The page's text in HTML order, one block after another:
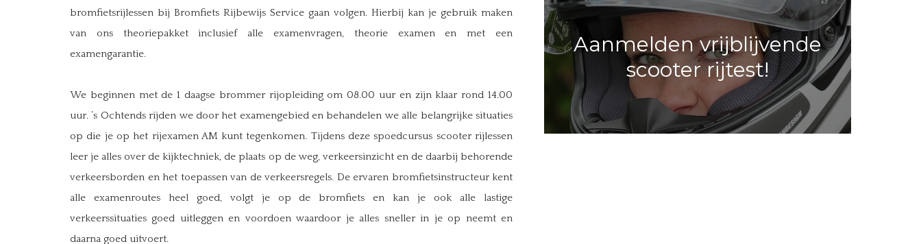
bromfietsrijlessen bij Bromfiets Rijbewijs Service gaan volgen. Hierbij kan je gebruik maken
van ons theoriepakket inclusief alle examenvragen, theorie examen en met een
examengarantie.
We beginnen met de 1 daagse brommer rijopleiding om 08.00 uur en zijn klaar rond 14.00
uur. ’s Ochtends rijden we door het examengebied en behandelen we alle belangrijke situaties
op die je op het rijexamen AM kunt tegenkomen. Tijdens deze spoedcursus scooter rijlessen
leer je alles over de kijktechniek, de plaats op de weg, verkeersinzicht en de daarbij behorende
verkeersborden en het toepassen van de verkeersregels. De ervaren bromfietsinstructeur kent
alle examenroutes heel goed, volgt je op de bromfiets en kan je ook alle lastige
verkeerssituaties goed uitleggen en voordoen waardoor je alles sneller in je op neemt en
daarna goed uitvoert.
Aanmelden vrijblijvende
scooter rijtest!